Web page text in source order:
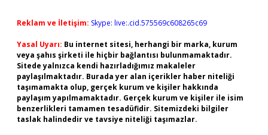
Reklam ve İletişim: Skype: live:.cid.575569c608265c69
Yasal Uyarı: Bu internet sitesi, herhangi bir marka, kurum
veya şahıs şirketi ile hiçbir bağlantısı bulunmamaktadır.
Sitede yalnızca kendi hazırladığımız makaleler
paylaşılmaktadır. Burada yer alan içerikler haber niteliği
taşımamakta olup, gerçek kurum ve kişiler hakkında
paylaşım yapılmamaktadır. Gerçek kurum ve kişiler ile isim
benzerlikleri tamamen tesadüfidir. Sitemizdeki bilgiler
taslak halindedir ve tavsiye niteliği taşımazlar.